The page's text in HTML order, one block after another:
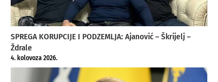
SPREGA KORUPCIJE I PODZEMLJA: Ajanović – Škrijelj –
Ždrale
4. kolovoza 2026.